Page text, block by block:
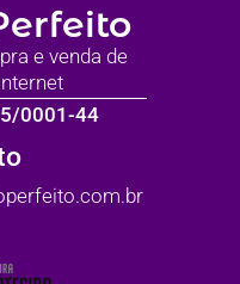
e venda de
0001-44